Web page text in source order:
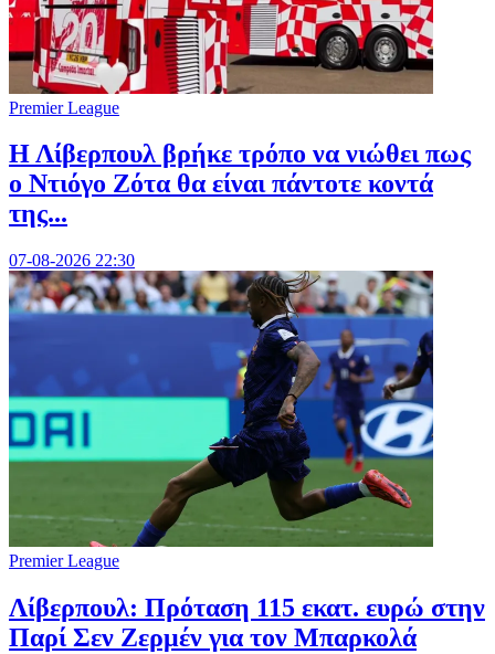
Premier League
Η Λίβερπουλ βρήκε τρόπο να νιώθει πως
ο Ντιόγο Ζότα θα είναι πάντοτε κοντά
της...
07-08-2026 22:30
Premier League
Λίβερπουλ: Πρόταση 115 εκατ. ευρώ στην
Παρί Σεν Ζερμέν για τον Μπαρκολά